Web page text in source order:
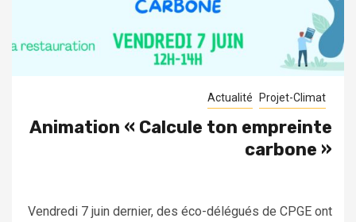
Actualité Projet-Climat
Animation « Calcule ton empreinte
carbone »
Vendredi 7 juin dernier, des éco-délégués de CPGE ont